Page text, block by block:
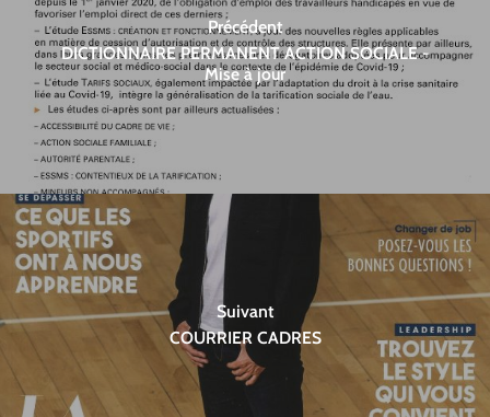
Précédent
DICTIONNAIRE PERMANENT ACTION SOCIALE -
Mise à jour
Suivant
COURRIER CADRES